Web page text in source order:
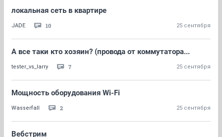
локальная сеть в квартире
JADE 10 25 сентября
А все таки кто хозяин? (провода от коммутатора...
tester_vs_larry 7 25 сентября
Мощность оборудования Wi-Fi
Wasserfall 2 25 сентября
Вебстрим